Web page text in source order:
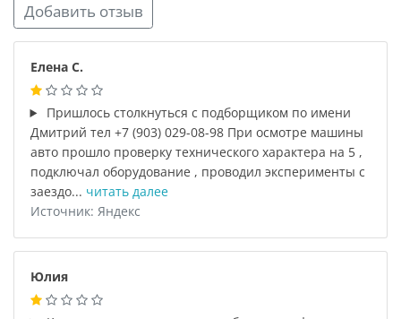
Добавить отзыв
Елена С.
Пришлось столкнуться с подборщиком по имени
Дмитрий тел +7 (903) 029-08-98 При осмотре машины
авто прошло проверку технического характера на 5 ,
подключал оборудование , проводил эксперименты с
заездо... читать далее
Источник: Яндекс
Юлия